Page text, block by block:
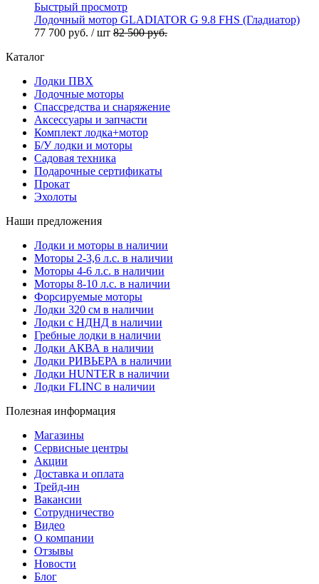
Быстрый просмотр
Лодочный мотор GLADIATOR G 9.8 FHS (Гладиатор)
77 700 руб. / шт 82 500 руб.
Каталог
Лодки ПВХ
Лодочные моторы
Спассредства и снаряжение
Аксессуары и запчасти
Комплект лодка+мотор
Б/У лодки и моторы
Садовая техника
Подарочные сертификаты
Прокат
Эхолоты
Наши предложения
Лодки и моторы в наличии
Моторы 2-3,6 л.с. в наличии
Моторы 4-6 л.с. в наличии
Моторы 8-10 л.с. в наличии
Форсируемые моторы
Лодки 320 см в наличии
Лодки с НДНД в наличии
Гребные лодки в наличии
Лодки АКВА в наличии
Лодки РИВЬЕРА в наличии
Лодки HUNTER в наличии
Лодки FLINC в наличии
Полезная информация
Магазины
Сервисные центры
Акции
Доставка и оплата
Трейд-ин
Вакансии
Сотрудничество
Видео
О компании
Отзывы
Новости
Блог